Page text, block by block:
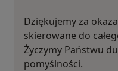
Dziękujemy za
skierowane do
Życzymy Państwu
pomyślności.